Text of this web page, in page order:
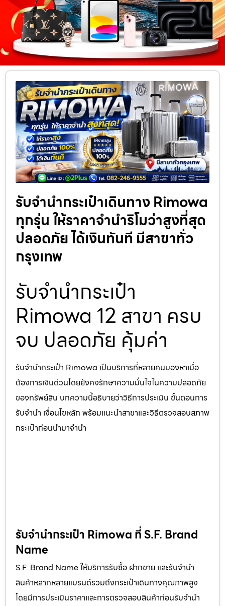
รับจำนำกระเป๋าเดินทาง Rimowa
ทุกรุ่น ให้ราคาจำนำริโมว่าสูงที่สุด
ปลอดภัย ได้เงินทันที มีสาขาทั่ว
กรุงเทพ
รับจำนำกระเป๋า
Rimowa 12 สาขา ครบ
จบ ปลอดภัย คุ้มค่า
รับจำนำกระเป๋า Rimowa เป็นบริการที่หลายคนมองหาเมื่อ
ต้องการเงินด่วนโดยยังคงรักษาความมั่นใจในความปลอดภัย
ของทรัพย์สิน บทความนี้อธิบายว่าวิธีการประเมิน ขั้นตอนการ
รับจำนำ เงื่อนไขหลัก พร้อมแนะนำสาขาและวิธีตรวจสอบสภาพ
กระเป๋าก่อนนำมาจำนำ
รับจำนำกระเป๋า Rimowa ที่ S.F. Brand
Name
S.F. Brand Name ให้บริการรับซื้อ ฝากขาย และรับจำนำ
สินค้าหลากหลายแบรนด์รวมถึงกระเป๋าเดินทางคุณภาพสูง
โดยมีการประเมินราคาและการตรวจสอบสินค้าก่อนรับจำนำ